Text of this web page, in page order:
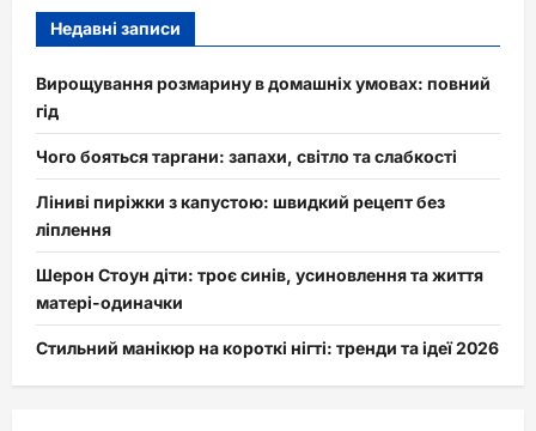
Недавні записи
Вирощування розмарину в домашніх умовах: повний
гід
Чого бояться таргани: запахи, світло та слабкості
Ліниві пиріжки з капустою: швидкий рецепт без
ліплення
Шерон Стоун діти: троє синів, усиновлення та життя
матері-одиначки
Стильний манікюр на короткі нігті: тренди та ідеї 2026